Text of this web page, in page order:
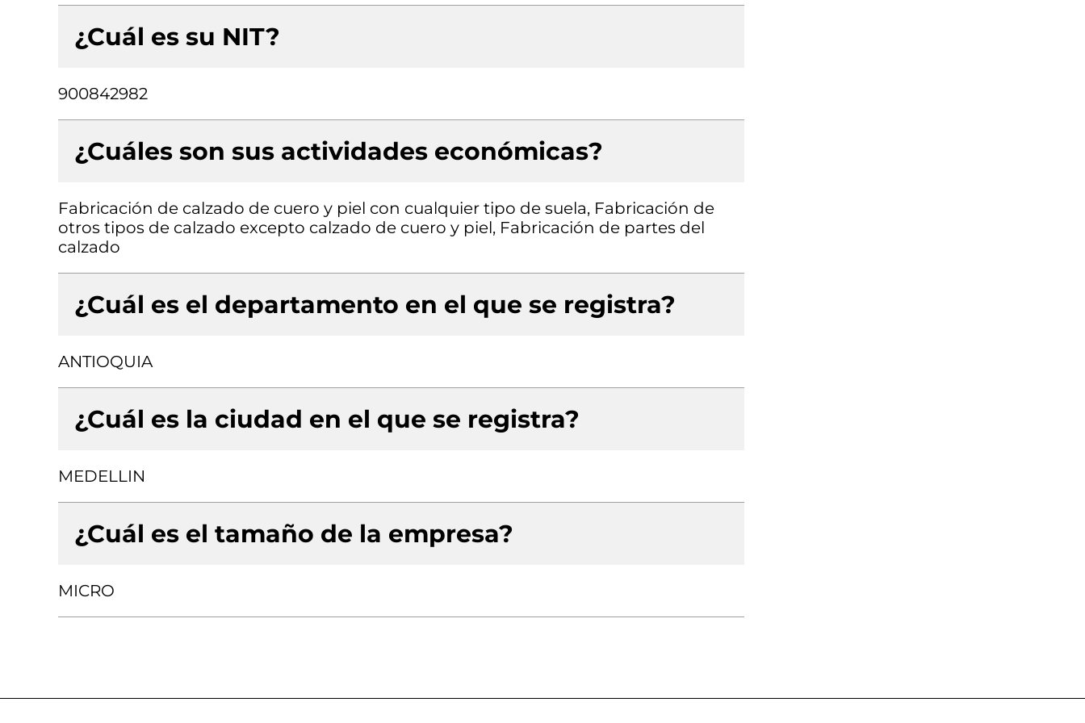
¿Cuál es su NIT?
900842982
¿Cuáles son sus actividades económicas?
Fabricación de calzado de cuero y piel con cualquier tipo de suela, Fabricación de
otros tipos de calzado excepto calzado de cuero y piel, Fabricación de partes del
calzado
¿Cuál es el departamento en el que se registra?
ANTIOQUIA
¿Cuál es la ciudad en el que se registra?
MEDELLIN
¿Cuál es el tamaño de la empresa?
MICRO